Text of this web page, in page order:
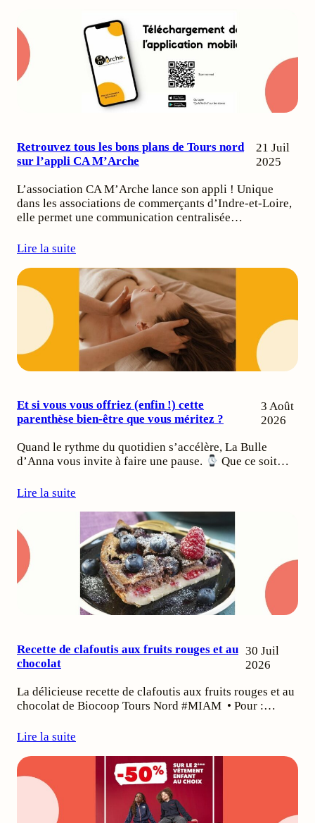
Retrouvez tous les bons plans de Tours nord
sur l’appli CA M’Arche
21 Juil
2025
L’association CA M’Arche lance son appli ! Unique
dans les associations de commerçants d’Indre-et-Loire,
elle permet une communication centralisée…
Lire la suite
Et si vous vous offriez (enfin !) cette
parenthèse bien-être que vous méritez ?
3 Août
2026
Quand le rythme du quotidien s’accélère, La Bulle
d’Anna vous invite à faire une pause.
Que ce soit…
Lire la suite
Recette de clafoutis aux fruits rouges et au
chocolat
30 Juil
2026
La délicieuse recette de clafoutis aux fruits rouges et au
chocolat de Biocoop Tours Nord #MIAM • Pour :…
Lire la suite